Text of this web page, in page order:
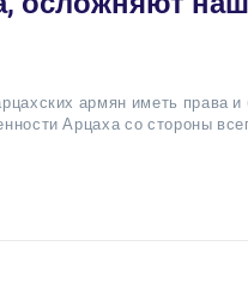
армян иметь права и
Арцаха со стороны